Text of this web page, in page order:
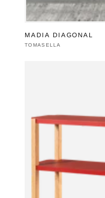
MADIA DIAGONAL
Produttore:
TOMASELLA